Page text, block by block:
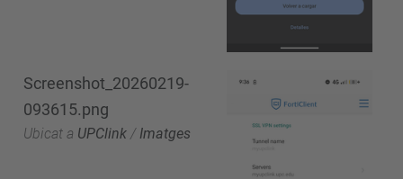
Screenshot_20260219-
093615.png
Ubicat a UPClink / Imatges